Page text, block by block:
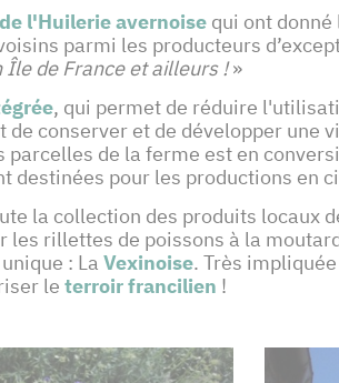
l'Huilerie avernoise qui ont donné
parmi les producteurs
de France et ailleurs !»
, qui permet de réduire
conserver et de développer une
de la ferme est en
destinées pour les productions en
la collection des produits locaux
les rillettes de poissons à la
: La Vexinoise. Très
le terroir francilien !